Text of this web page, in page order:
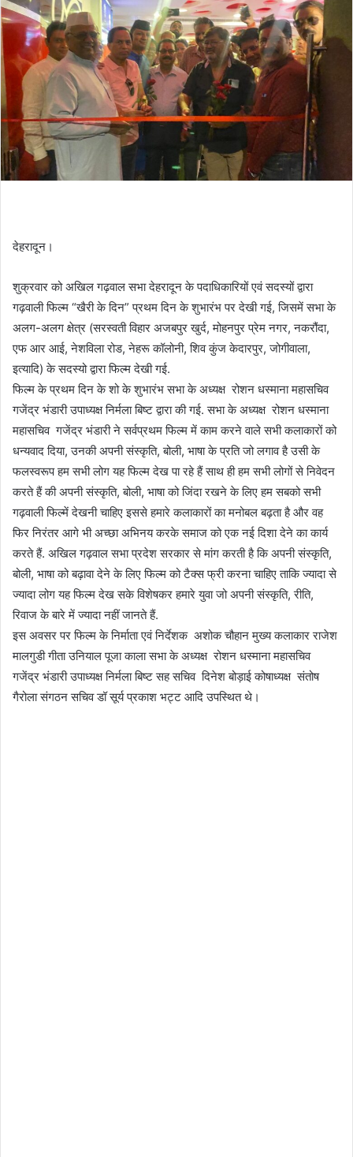
देहरादून।
शुक्रवार को अखिल गढ़वाल सभा देहरादून के पदाधिकारियों एवं सदस्यों द्वारा
गढ़वाली फिल्म “खैरी के दिन” प्रथम दिन के शुभारंभ पर देखी गई, जिसमें सभा के
अलग-अलग क्षेत्र (सरस्वती विहार अजबपुर खुर्द, मोहनपुर प्रेम नगर, नकरौंदा,
एफ आर आई, नेशविला रोड, नेहरू कॉलोनी, शिव कुंज केदारपुर, जोगीवाला,
इत्यादि) के सदस्यो द्वारा फिल्म देखी गई.
फिल्म के प्रथम दिन के शो के शुभारंभ सभा के अध्यक्ष रोशन धस्माना महासचिव
गजेंद्र भंडारी उपाध्यक्ष निर्मला बिष्ट द्वारा की गई. सभा के अध्यक्ष रोशन धस्माना
महासचिव गजेंद्र भंडारी ने सर्वप्रथम फिल्म में काम करने वाले सभी कलाकारों को
धन्यवाद दिया, उनकी अपनी संस्कृति, बोली, भाषा के प्रति जो लगाव है उसी के
फलस्वरूप हम सभी लोग यह फिल्म देख पा रहे हैं साथ ही हम सभी लोगों से निवेदन
करते हैं की अपनी संस्कृति, बोली, भाषा को जिंदा रखने के लिए हम सबको सभी
गढ़वाली फिल्में देखनी चाहिए इससे हमारे कलाकारों का मनोबल बढ़ता है और वह
फिर निरंतर आगे भी अच्छा अभिनय करके समाज को एक नई दिशा देने का कार्य
करते हैं. अखिल गढ़वाल सभा प्रदेश सरकार से मांग करती है कि अपनी संस्कृति,
बोली, भाषा को बढ़ावा देने के लिए फिल्म को टैक्स फ्री करना चाहिए ताकि ज्यादा से
ज्यादा लोग यह फिल्म देख सके विशेषकर हमारे युवा जो अपनी संस्कृति, रीति,
रिवाज के बारे में ज्यादा नहीं जानते हैं.
इस अवसर पर फिल्म के निर्माता एवं निर्देशक अशोक चौहान मुख्य कलाकार राजेश
मालगुडी गीता उनियाल पूजा काला सभा के अध्यक्ष रोशन धस्माना महासचिव
गजेंद्र भंडारी उपाध्यक्ष निर्मला बिष्ट सह सचिव दिनेश बोड़ाई कोषाध्यक्ष संतोष
गैरोला संगठन सचिव डॉ सूर्य प्रकाश भट्ट आदि उपस्थित थे।